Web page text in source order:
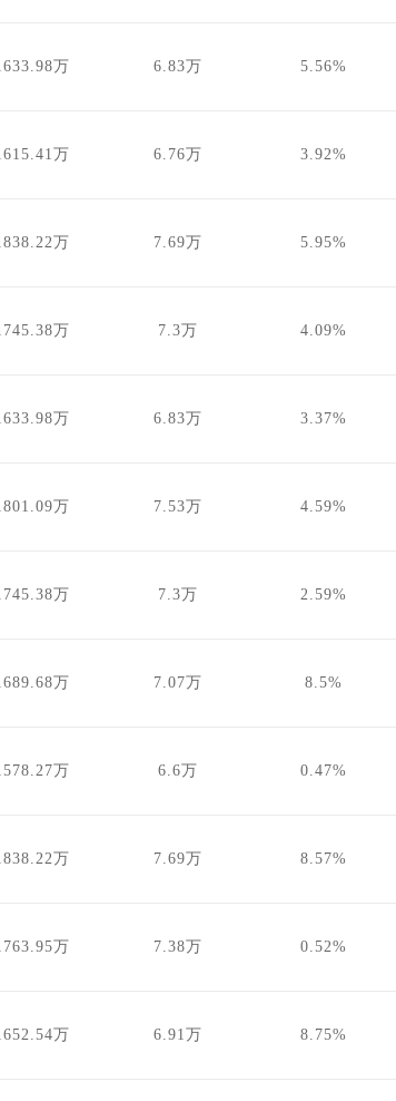
万 6.83万 5.56%
万 6.76万 3.92%
万 7.69万 5.95%
万 7.3万 4.09%
万 6.83万 3.37%
万 7.53万 4.59%
万 7.3万 2.59%
万 7.07万 8.5%
万 6.6万 0.47%
万 7.69万 8.57%
万 7.38万 0.52%
万 6.91万 8.75%